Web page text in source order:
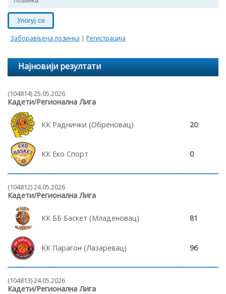
Улогуј се
Заборављена лозинка | Регистрација
Најновији резултати
(104814) 25.05.2026
Кадети/Регионална Лига
КК Раднички (Обреновац) 20
КК Еко Спорт 0
(104812) 24.05.2026
Кадети/Регионална Лига
КК ББ Баскет (Младеновац) 81
КК Парагон (Лазаревац) 96
(104813) 24.05.2026
Кадети/Регионална Лига